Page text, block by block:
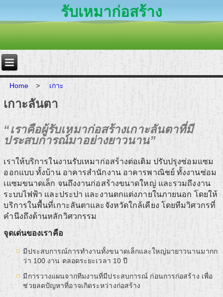
รับเหมาก่อสร้าง
Home > เกาะ
เกาะลันตา
“เราคือผู้รับเหมาก่อสร้างเกาะลันตาที่มี
ประสบการณ์มาอย่างยาวนาน”
เราให้บริการในงานรับเหมาก่อสร้างต่อเติม ปรับปรุงซ่อมแซม
ออกแบบ ทั้งบ้าน อาคารสำนักงาน อาคารพาณิชย์ ทั้งงานซ่อม
เแซมขนาดเล็ก จนถึงงานก่อสร้างขนาดใหญ่ และรวมถึงงาน
ระบบไฟฟ้า และประปา และงานตกแต่งภายในภายนอก โดยให้
บริการในพื้นที่เกาะลันตาและจังหวัดใกล้เคียง โดยทีมวิศวกรที่
คำนึงถึงด้านหลักวิศวกรรม
จุดเด่นของเราคือ
มีประสบการณ์การทำงานทั้งขนาดเล็กและใหญ่มายาวนานมากก
ว่า 100 งาน ตลอดระยะเวลา 10 ปี
มีการวางแผนจากทีมงานที่มีประสบการณ์ ก่อนการก่อสร้าง เพื่อ
ช่วยลดปัญหาที่อาจเกิดระหว่างก่อสร้าง